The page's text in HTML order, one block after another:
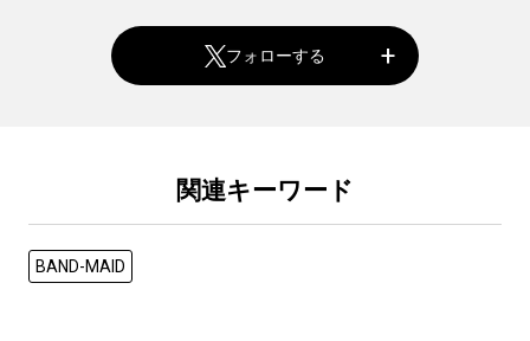
フォローする
関連キーワード
BAND-MAID